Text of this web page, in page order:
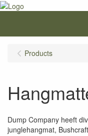
Products
Dump Company heeft
junglehangmat,